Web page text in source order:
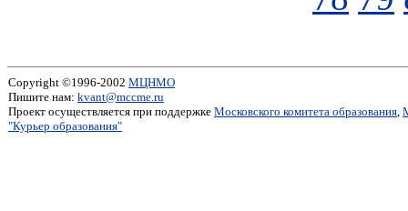
Copyright ©1996-2002 МЦНМО
Пишите нам: kvant@mccme.ru
Проект осуществляется при поддержке Московского комитета образования,
"Курьер образования"